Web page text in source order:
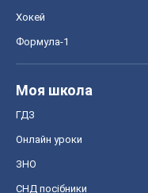
Хокей
Формула-1
Моя школа
ГДЗ
Онлайн уроки
ЗНО
СНД посібники